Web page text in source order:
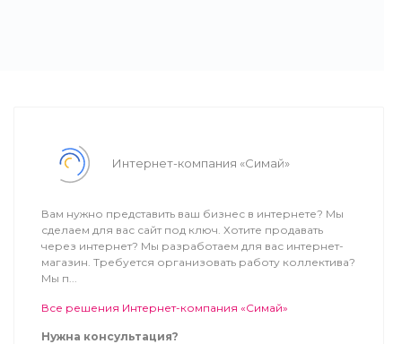
Интернет-компания «Симай»
Вам нужно представить ваш бизнес в интернете? Мы
сделаем для вас сайт под ключ. Хотите продавать
через интернет? Мы разработаем для вас интернет-
магазин. Требуется организовать работу коллектива?
Мы п...
Все решения Интернет-компания «Симай»
Нужна консультация?